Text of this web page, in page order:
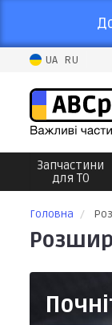
UA RU
Запчастини
для ТО
Головна